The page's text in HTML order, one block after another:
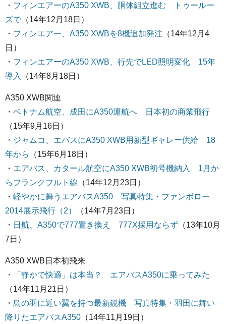
・ フィンエアーのA350 XWB、胴体組立進む トゥールー
ズで（14年12月18日）
・ フィンエアー、A350 XWBを8機追加発注 （14年12月4
日）
・ フィンエアーのA350 XWB、行先でLED照明変化 15年
導入
（14年8月18日）
A350 XWB関連
・ ベトナム航空、成田にA350運航へ 日本初の商業飛行
（15年9月16日）
・ ジャムコ、エバスにA350 XWB用新型ギャレー供給 18
年から
（15年6月18日）
・ エアバス、カタール航空にA350 XWB初号機納入 1月か
らフランクフルト線 （14年12月23日）
・ 軽やかに舞うエアバスA350 写真特集・ファンボロー
2014展示飛行（2）
（14年7月23日）
・ 日航、A350で777置き換え 777X採用ならず （13年10月
7日）
A350 XWB日本初飛来
・
「静かで快適」は本当？ エアバスA350に乗ってみた
（14年11月21日）
・ 鳥の羽に近い翼を持つ最新鋭機 写真特集・羽田に舞い
降りたエアバスA350 （14年11月19日）